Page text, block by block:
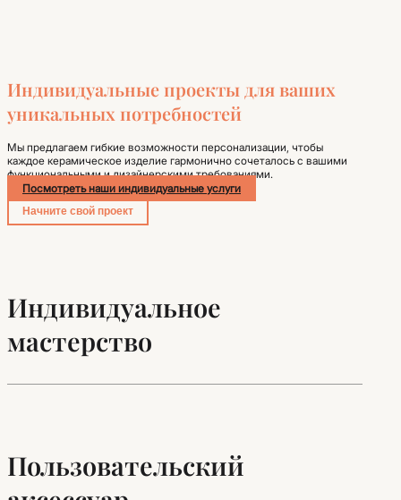
Индивидуальные проекты для ваших
уникальных потребностей
Мы предлагаем гибкие возможности персонализации, чтобы
каждое керамическое изделие гармонично сочеталось с вашими
функциональными и дизайнерскими требованиями.
Посмотреть наши индивидуальные услуги
Начните свой проект
Индивидуальное
мастерство
Пользовательский